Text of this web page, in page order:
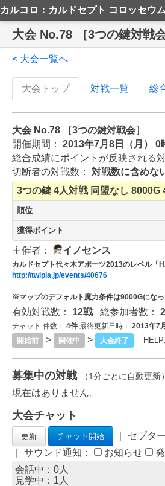
カルコロ：カルドセプト コロッセウム
大会 No.78 ［3つの鍵対戦
< 大会一覧へ
大会トップ 対戦一覧 総
大会 No.78 ［3つの鍵対戦会］
開催期間： 2013年7月8日（月） 0
総合成績にポイントが反映される
切断者の対戦数： 対戦数に含めな
3つの鍵 4人対戦 同盟なし 8000G
順位
獲得ポイント
主催者： イノセンス
カルドセプト代々木アポーツ2013のレベル「
http://twipla.jp/events/40676
※マップのデフォルト魔力条件は9000Gにな
有効対戦数： 12戦総参加者数：
チャット 件数： 4件 最終更新日時： 2013年7
開始前
> 開催中 > 大会終了 HELP:
募集中の対戦 （1分ごとに自動更新
現在はありません。
大会チャット
｜ セプタ
｜ サウンド通知：
お知らせ
会話中：0人
見学中： 1 人